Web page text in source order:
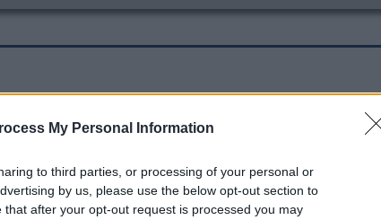
My Personal Information
to third parties, or processing of your personal or
by us, please use the below opt-out section to
after your opt-out request is processed you may
Afficher la carte